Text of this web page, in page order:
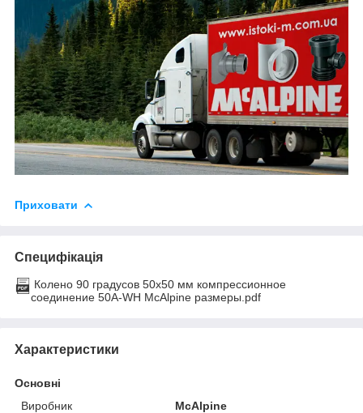
Приховати
Специфікація
Колено 90 градусов 50х50 мм компрессионное
соединение 50A-WH McAlpine размеры.pdf
Характеристики
Основні
Виробник
McAlpine